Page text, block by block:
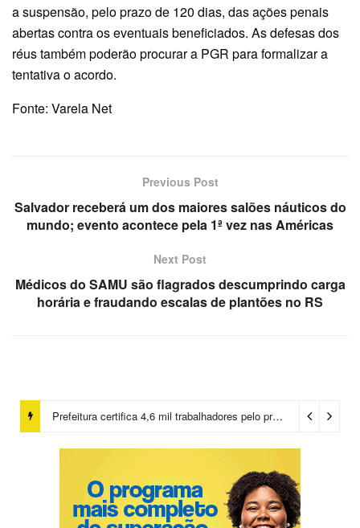
a suspensão, pelo prazo de 120 dias, das ações penais
abertas contra os eventuais beneficiados. As defesas dos
réus também poderão procurar a PGR para formalizar a
tentativa o acordo.
Fonte: Varela Net
Previous Post
Salvador receberá um dos maiores salões náuticos do
mundo; evento acontece pela 1ª vez nas Américas
Next Post
Médicos do SAMU são flagrados descumprindo carga
horária e fraudando escalas de plantões no RS
Prefeitura certifica 4,6 mil trabalhadores pelo programa Treinar para Empregar e realiza Feirão de Empregabilidade